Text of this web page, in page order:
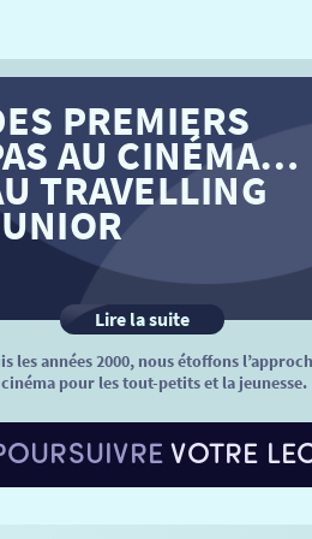
PREMIERS
AU CINÉMA…
TRAVELLING
Lire la suite
les années 2000, nous étoffons
pour les tout-petits et la jeunesse.
VOTRE